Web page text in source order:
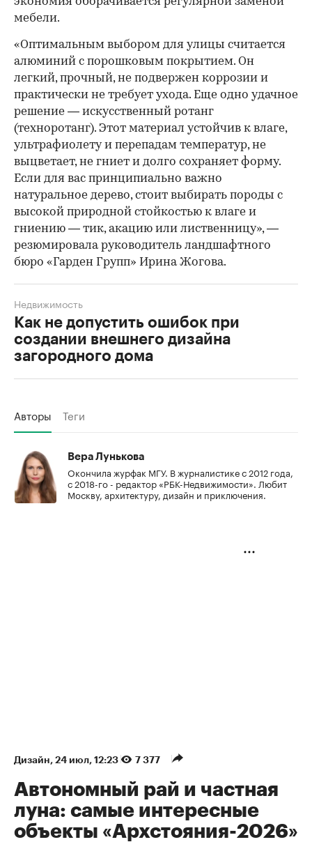
мебели.
«Оптимальным выбором для улицы считается
алюминий с порошковым покрытием. Он
легкий, прочный, не подвержен коррозии и
практически не требует ухода. Еще одно удачное
решение — искусственный ротанг
(техноротанг). Этот материал устойчив к влаге,
ультрафиолету и перепадам температур, не
выцветает, не гниет и долго сохраняет форму.
Если для вас принципиально важно
натуральное дерево, стоит выбирать породы с
высокой природной стойкостью к влаге и
гниению — тик, акацию или лиственницу», —
резюмировала руководитель ландшафтного
бюро «Гарден Групп» Ирина Жогова.
Как не допустить ошибок при
создании внешнего дизайна
загородного дома
Недвижимость
Авторы Теги
Вера Лунькова
Окончила журфак МГУ. В журналистике с 2012 года,
с 2018-го - редактор «РБК-Недвижимости». Любит
Москву, архитектуру, дизайн и приключения.
Дизайн⁠, 24 июл, 12:23 7 377
Автономный рай и частная
луна: самые интересные
объекты «Архстояния-2026»